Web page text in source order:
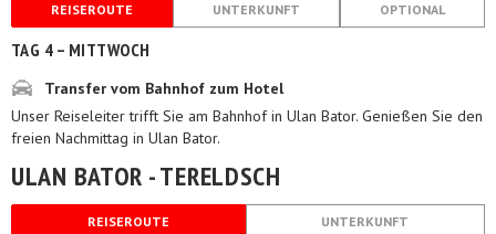
REISEROUTE UNTERKUNFT OPTIONAL
TAG 4 – MITTWOCH
Transfer vom Bahnhof zum Hotel
Unser Reiseleiter trifft Sie am Bahnhof in Ulan Bator. Genießen Sie den
freien Nachmittag in Ulan Bator.
ULAN BATOR - TERELDSCH
REISEROUTE UNTERKUNFT